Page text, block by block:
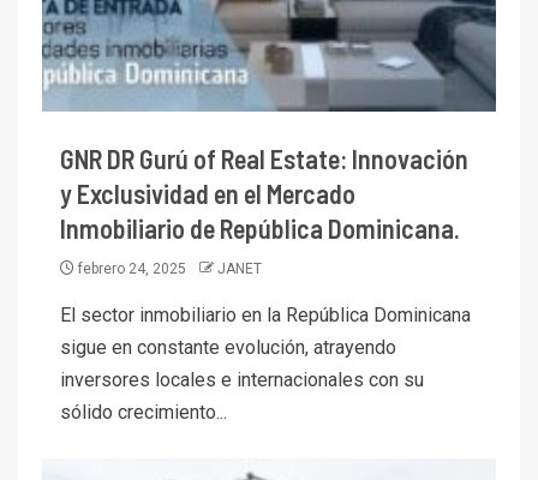
GNR DR Gurú of Real Estate: Innovación
y Exclusividad en el Mercado
Inmobiliario de República Dominicana.
febrero 24, 2025 JANET
El sector inmobiliario en la República Dominicana
sigue en constante evolución, atrayendo
inversores locales e internacionales con su
sólido crecimiento...